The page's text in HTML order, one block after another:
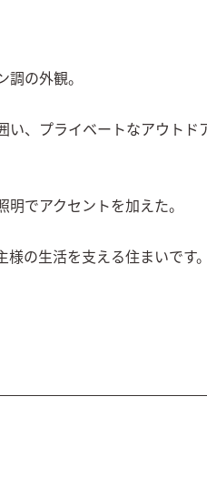
調の外観。
い、プライベートなアウトド
でアクセントを加えた。
の生活を支える住まいです。